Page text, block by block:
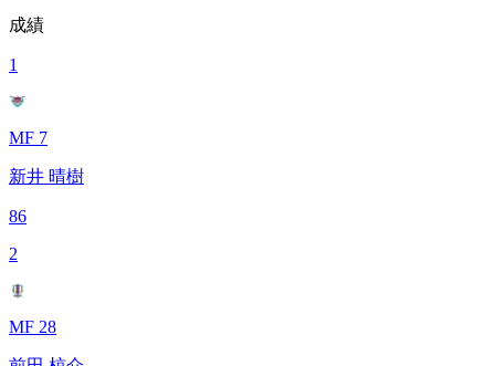
成績
1
MF 7
新井 晴樹
86
2
MF 28